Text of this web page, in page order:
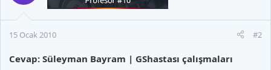
15 Ocak 2010 #2
Cevap: Süleyman Bayram | GShastası çalışmaları